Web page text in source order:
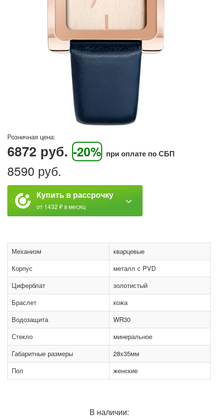
Розничная цена:
6872 руб. -20% при оплате по СБП
8590 руб.
Купить в рассрочку
от 1432 ₽ в месяц
Механизм
кварцевые
Корпус
металл с PVD
Циферблат
золотистый
Браслет
кожа
Водозащита
WR30
Стекло
минеральное
Габаритные размеры
28x35мм
Пол
женские
В наличии: